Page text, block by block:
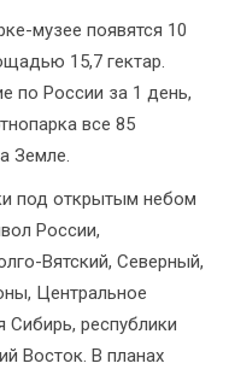
музее появятся 10
15,7 гектар.
по России за 1 день,
все 85
Земле.
под открытым небом
России,
Вятский, Северный,
Центральное
Сибирь, республики
Восток. В планах